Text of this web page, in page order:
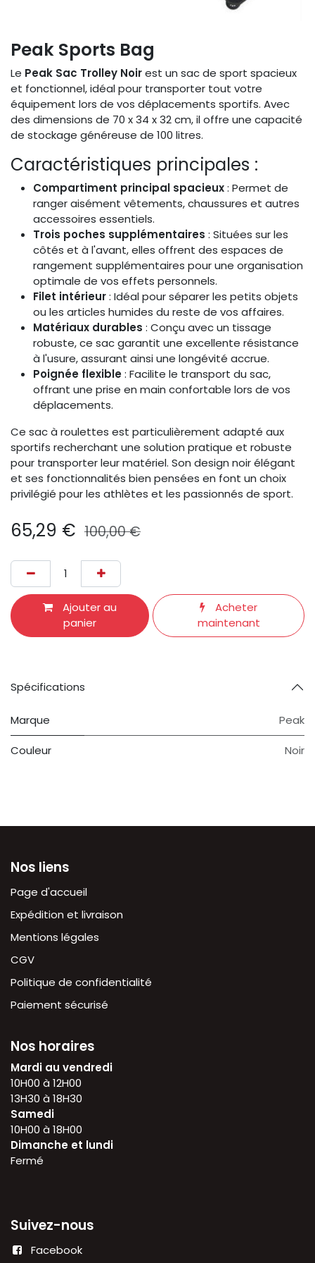
Peak Sports Bag
Le Peak Sac Trolley Noirest un sac de sport spacieux
et fonctionnel, idéal pour transporter tout votre
équipement lors de vos déplacements sportifs. Avec
des dimensions de 70 x 34 x 32 cm, il offre une capacité
de stockage généreuse de 100 litres.
Caractéristiques principales :
Compartiment principal spacieux: Permet de
ranger aisément vêtements, chaussures et autres
accessoires essentiels.​
Trois poches supplémentaires : Situées sur les
côtés et à l'avant, elles offrent des espaces de
rangement supplémentaires pour une organisation
optimale de vos effets personnels. ​
Filet intérieur: Idéal pour séparer les petits objets
ou les articles humides du reste de vos affaires. ​
Matériaux durables : Conçu avec un tissage
robuste, ce sac garantit une excellente résistance
à l'usure, assurant ainsi une longévité accrue. ​
Poignée flexible: Facilite le transport du sac,
offrant une prise en main confortable lors de vos
déplacements. ​
Ce sac à roulettes est particulièrement adapté aux
sportifs recherchant une solution pratique et robuste
pour transporter leur matériel. Son design noir élégant
et ses fonctionnalités bien pensées en font un choix
privilégié pour les athlètes et les passionnés de sport.​
65,29 € 100,00€
Ajouter au
panier
Acheter
maintenant
Spécifications
Marque Peak
Couleur Noir
Nos liens
Page d'accueil
Expédition et livraison
Mentions légales
CGV
Politique de confidentialité
Paiement sécurisé
Nos horaires
Mardi au vendredi
10H00 à 12H00
13H30 à 18H30
Samedi
10H00 à 18H00
Dimanche et lundi
Fermé
Suivez-nous
Facebook